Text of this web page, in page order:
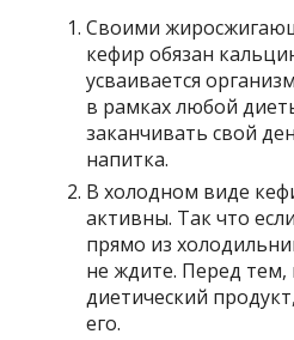
Своими
кефир обязан
усваивается
в рамках любой
заканчивать свой
напитка.
В холодном виде
активны. Так что
прямо из
не ждите. Перед тем,
диетический
его.